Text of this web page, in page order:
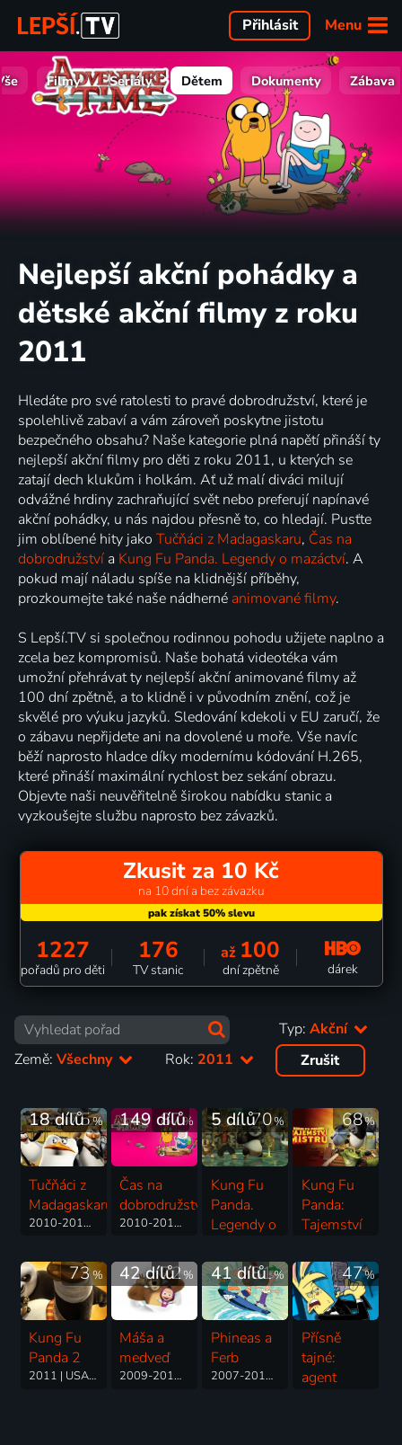
Menu
Přihlásit
Filmy Seriály Dětem Dokumenty Zábava
Nejlepší akční pohádky a
dětské akční filmy z roku
2011
Hledáte pro své ratolesti to pravé dobrodružství, které je
spolehlivě zabaví a vám zároveň poskytne jistotu
bezpečného obsahu? Naše kategorie plná napětí přináší ty
nejlepší akční filmy pro děti z roku 2011, u kterých se
zatají dech klukům i holkám. Ať už malí diváci milují
odvážné hrdiny zachraňující svět nebo preferují napínavé
akční pohádky, u nás najdou přesně to, co hledají. Pusťte
jim oblíbené hity jako Tučňáci z Madagaskaru, Čas na
dobrodružství a Kung Fu Panda. Legendy o mazáctví. A
pokud mají náladu spíše na klidnější příběhy,
prozkoumejte také naše nádherné animované filmy.
S Lepší.TV si společnou rodinnou pohodu užijete naplno a
zcela bez kompromisů. Naše bohatá videotéka vám
umožní přehrávat ty nejlepší akční animované filmy až
100 dní zpětně, a to klidně i v původním znění, což je
skvělé pro výuku jazyků. Sledování kdekoli v EU zaručí, že
o zábavu nepřijdete ani na dovolené u moře. Vše navíc
běží naprosto hladce díky modernímu kódování H.265,
které přináší maximální rychlost bez sekání obrazu.
Objevte naši neuvěřitelně širokou nabídku stanic a
vyzkoušejte službu naprosto bez závazků.
Zkusit za 10 Kč
na 10 dní a bez závazku
1227
pořadů pro děti
176
TV stanic
až 100
dní zpětně dárek
Typ: Akční
Země: Všechny Rok: 2011 Zrušit
75%
18 dílů
Tučňáci z
Madagaskaru
2010-2015 | USA | Animovaný, Akční, Dobrodružný, Komedie, Rodinný, Science Fiction
87%
149 dílů
Čas na
dobrodružství
2010-2018 | USA | Animovaný, Akční, Dobrodružný, Fantasy, Komedie, Rodinný, Science Fiction
70%
5 dílů
Kung Fu
Panda.
Legendy o
2011-2013 | USA | Animovaný, Akční, Dobrodružný, Komedie, Rodinný, Science Fiction
68%
Kung Fu
Panda:
Tajemství
2011 | USA | Akční, Animovaný, Komedie, Rodinný
73%
Kung Fu
Panda 2
2011 | USA | Akční, Animovaný, Dobrodružný, Komedie, Rodinný
72%
42 dílů
Máša a
medveď
2009-2012 | Rusko | Animovaný, Dobrodružný, Komedie, Rodinný, Akční
81%
41 dílů
Phineas a
Ferb
2007-2014 | USA | Animovaný, Akční, Hudební, Komedie, Rodinný, Science Fiction
47%
Přísně
tajné:
agent